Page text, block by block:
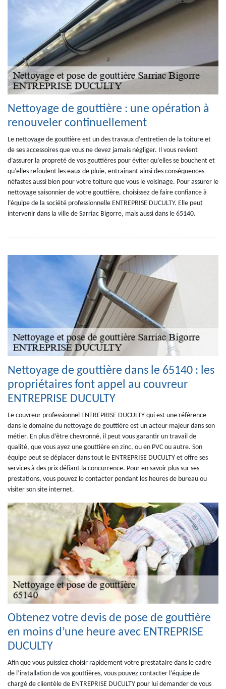
Nettoyage de gouttière : une opération à
renouveler continuellement
Le nettoyage de gouttière est un des travaux d’entretien de la toiture et
de ses accessoires que vous ne devez jamais négliger. Il vous revient
d’assurer la propreté de vos gouttières pour éviter qu’elles se bouchent et
qu’elles refoulent les eaux de pluie, entraînant ainsi des conséquences
néfastes aussi bien pour votre toiture que vous le voisinage. Pour assurer le
nettoyage saisonnier de votre gouttière, choisissez de faire confiance à
l’équipe de la société professionnelle ENTREPRISE DUCULTY. Elle peut
intervenir dans la ville de Sarriac Bigorre, mais aussi dans le 65140.
Nettoyage de gouttière dans le 65140 : les
propriétaires font appel au couvreur
ENTREPRISE DUCULTY
Le couvreur professionnel ENTREPRISE DUCULTY qui est une référence
dans le domaine du nettoyage de gouttière est un acteur majeur dans son
métier. En plus d’être chevronné, il peut vous garantir un travail de
qualité, que vous ayez une gouttière en zinc, ou en PVC ou autre. Son
équipe peut se déplacer dans tout le ENTREPRISE DUCULTY et offre ses
services à des prix défiant la concurrence. Pour en savoir plus sur ses
prestations, vous pouvez le contacter pendant les heures de bureau ou
visiter son site internet.
Obtenez votre devis de pose de gouttière
en moins d’une heure avec ENTREPRISE
DUCULTY
Afin que vous puissiez choisir rapidement votre prestataire dans le cadre
de l’installation de vos gouttières, vous pouvez contacter l’équipe de
chargé de clientèle de ENTREPRISE DUCULTY pour lui demander de vous